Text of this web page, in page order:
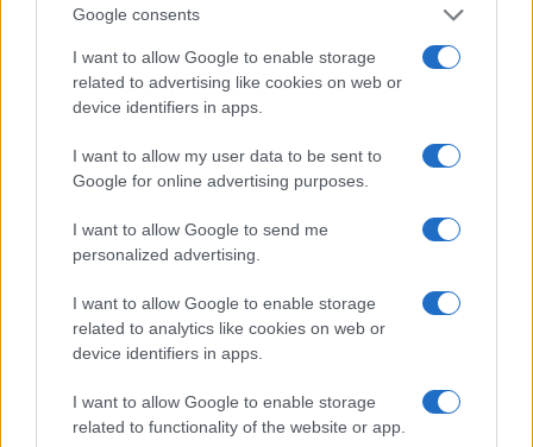
Google consents
I want to allow Google to enable storage
related to advertising like cookies on web or
device identifiers in apps.
I want to allow my user data to be sent to
Google for online advertising purposes.
I want to allow Google to send me
personalized advertising.
I want to allow Google to enable storage
related to analytics like cookies on web or
device identifiers in apps.
I want to allow Google to enable storage
related to functionality of the website or app.
Gold (Terra
(PAXG)
$4,187.30
Kinza Babylon Staked
(KBTC)
$83,270.00
Steakhouse EURCV
$100,000,000,000,000.00
Epoch Island
(EPOCH)
$0.032